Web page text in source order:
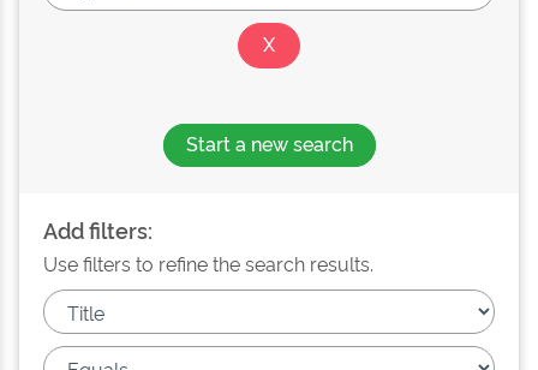
Start a new search
Add filters:
Use filters to refine the search results.